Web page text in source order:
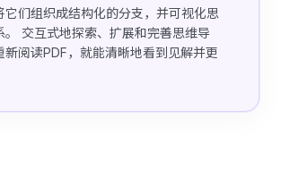
它们组织成结构化的分支，并可视化思
。 交互式地探索、扩展和完善思维导
新阅读PDF，就能清晰地看到见解并更